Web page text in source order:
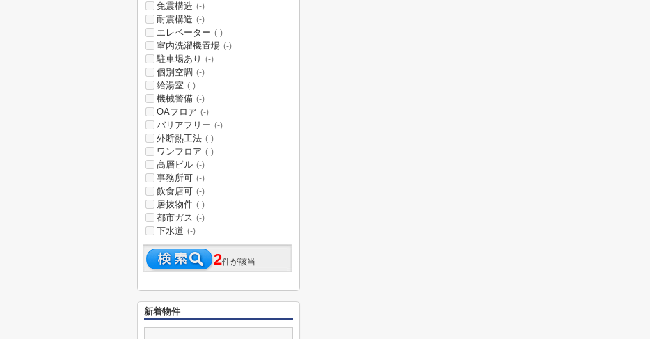
免震構造 (-)
耐震構造 (-)
エレベーター (-)
室内洗濯機置場 (-)
駐車場あり (-)
個別空調 (-)
給湯室 (-)
機械警備 (-)
OAフロア (-)
バリアフリー (-)
外断熱工法 (-)
ワンフロア (-)
高層ビル (-)
事務所可 (-)
飲食店可 (-)
居抜物件 (-)
都市ガス (-)
下水道 (-)
2件が該当
新着物件